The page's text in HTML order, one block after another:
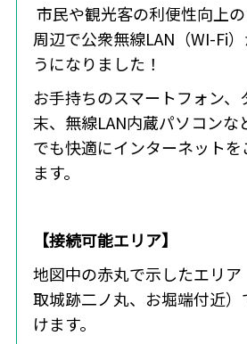
市民や観光客の利便性向上
周辺で公衆無線LAN（WI-Fi
うになりました！
お手持ちのスマートフォン
末、無線LAN内蔵パソコンな
でも快適にインターネット
ます。
【接続可能エリア】
地図中の赤丸で示したエリ
取城跡二ノ丸、お堀端付近
けます。